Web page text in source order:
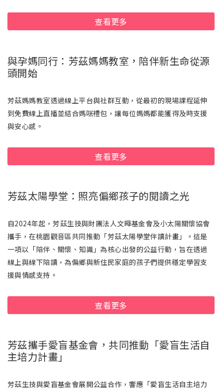
查看更多
與孕媽同行：芳茲媽媽教室，陪伴新生命從源
頭開始
芳茲媽媽教室透過線上平台與社群互動，從最初的現場課程延伸
到免費線上直播並結合媽咪禮包，讓每位媽媽都能獲得及時支援
與安心感。
查看更多
芳茲太陽學堂：照亮偏鄉孩子的閱讀之光
自2024年起，芳茲生技與財團法人文曄基金會及小太陽關懷協會
攜手，在桃園觀音區共同推動「芳茲太陽學堂伴讀計畫」。這是
一項以「陪伴、關懷、知識」為核心出發的公益行動，旨在透過
線上與線下陪讀，為偏鄉與新住民家庭的孩子們提供穩定學習支
援與情感支持。
查看更多
芳茲攜手愛盲基金會，共同推動「愛盲生活自
主培力計畫」
芳茲生技與愛盲基金會展開公益合作，響應「愛盲生活自主培力